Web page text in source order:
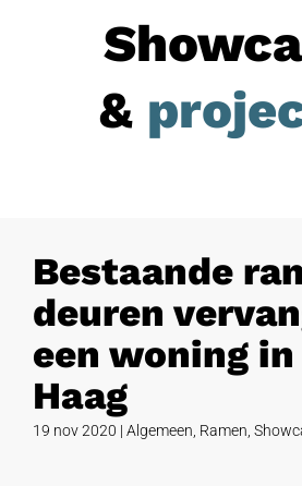
&
Bestaande
deuren
een woning in
Haag
19 nov 2020 | Algemeen Ramen